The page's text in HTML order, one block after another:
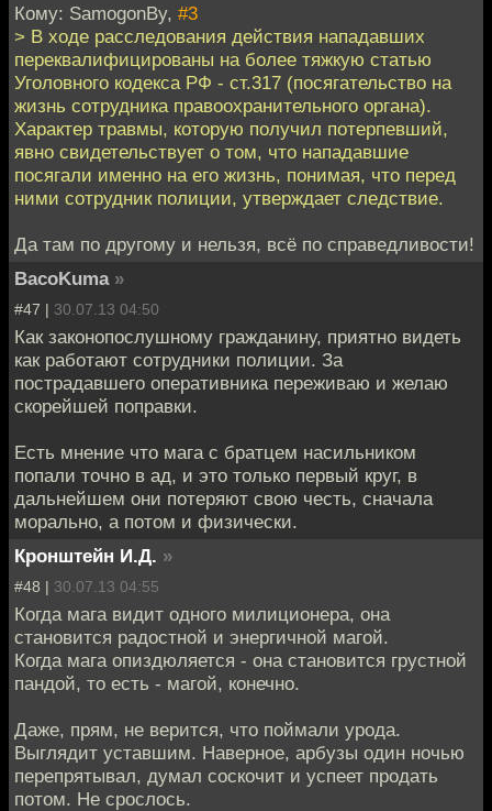
Кому: SamogonBy, #3
> В ходе расследования действия нападавших
переквалифицированы на более тяжкую статью
Уголовного кодекса РФ - ст.317 (посягательство на
жизнь сотрудника правоохранительного органа).
Характер травмы, которую получил потерпевший,
явно свидетельствует о том, что нападавшие
посягали именно на его жизнь, понимая, что перед
ними сотрудник полиции, утверждает следствие.
Да там по другому и нельзя, всё по справедливости!
BacoKuma »
#47 | 30.07.13 04:50
Как законопослушному гражданину, приятно видеть
как работают сотрудники полиции. За
пострадавшего оперативника переживаю и желаю
скорейшей поправки.
Есть мнение что мага с братцем насильником
попали точно в ад, и это только первый круг, в
дальнейшем они потеряют свою честь, сначала
морально, а потом и физически.
Кронштейн И.Д. »
#48 | 30.07.13 04:55
Когда мага видит одного милиционера, она
становится радостной и энергичной магой.
Когда мага опиздюляется - она становится грустной
пандой, то есть - магой, конечно.
Даже, прям, не верится, что поймали урода.
Выглядит уставшим. Наверное, арбузы один ночью
перепрятывал, думал соскочит и успеет продать
потом. Не срослось.